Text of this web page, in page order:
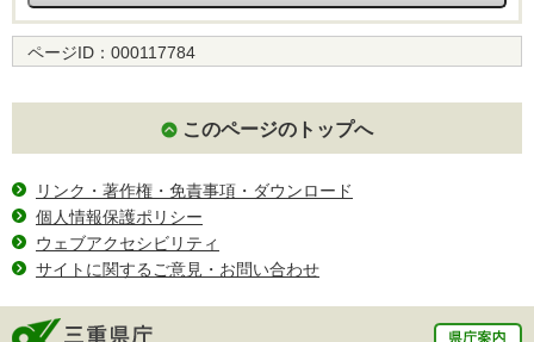
ページID： 000117784
このページのトップへ
リンク・著作権・免責事項・ダウンロード
個人情報保護ポリシー
ウェブアクセシビリティ
サイトに関するご意見・お問い合わせ